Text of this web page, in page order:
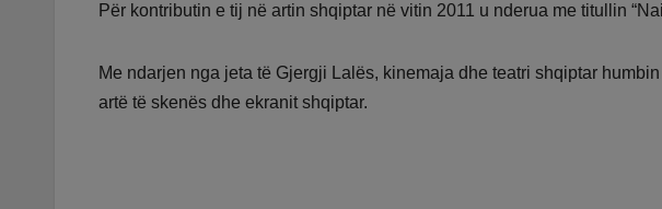
Për kontributin e tij në artin shqiptar në vitin 2011 u nderua me titullin
Me ndarjen nga jeta të Gjergji Lalës, kinemaja dhe teatri shqiptar
artë të skenës dhe ekranit shqiptar.